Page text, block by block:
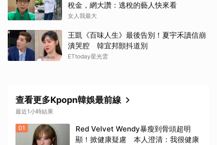
稅金，網大讚：逃稅的藝人快來看
女人我最大
王凱《百味人生》最後告別！夏宇禾讀信崩
潰哭腔 韓宜邦顫抖道別
ETtoday星光雲
查看更多Kpopn韓娛最前線
最近1小時結果
01
Red Velvet Wendy暴瘦到骨頭超明
顯！掀健康疑慮 本人澄清：我很健康